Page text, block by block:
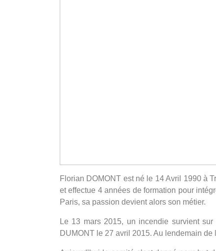
Florian DOMONT est né le 14 Avril 1990 à
et effectue 4 années de formation pour
Paris, sa passion devient alors son métier.
Le 13 mars 2015, un incendie survient
DUMONT le 27 avril 2015. Au lendemain